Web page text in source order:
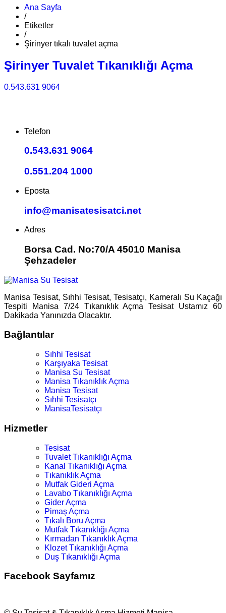
Ana Sayfa
/
Etiketler
/
Şirinyer tıkalı tuvalet açma
Şirinyer Tuvalet Tıkanıklığı Açma
0.543.631 9064
Telefon
0.543.631 9064
0.551.204 1000
Eposta
info@manisatesisatci.net
Adres
Borsa Cad. No:70/A 45010 Manisa
Şehzadeler
Manisa Tesisat, Sıhhi Tesisat, Tesisatçı, Kameralı Su Kaçağı
Tespiti Manisa 7/24 Tıkanıklık Açma Tesisat Ustamız 60
Dakikada Yanınızda Olacaktır.
Bağlantılar
Sıhhi Tesisat
Karşıyaka Tesisat
Manisa Su Tesisat
Manisa Tıkanıklık Açma
Manisa Tesisat
Sıhhi Tesisatçı
ManisaTesisatçı
Hizmetler
Tesisat
Tuvalet Tıkanıklığı Açma
Kanal Tıkanıklığı Açma
Tıkanıklık Açma
Mutfak Gideri Açma
Lavabo Tıkanıklığı Açma
Gider Açma
Pimaş Açma
Tıkalı Boru Açma
Mutfak Tıkanıklığı Açma
Kırmadan Tıkanıklık Açma
Klozet Tıkanıklığı Açma
Duş Tıkanıklığı Açma
Facebook Sayfamız